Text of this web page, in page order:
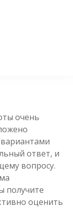
очень
ответ, и
вопросу.
получите
оценить